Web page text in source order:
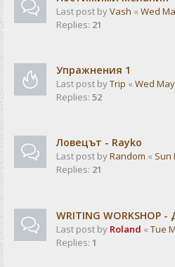
Last post byVash « Wed
Replies: 21
Упражнения 1
Last post byTrip « Wed
Replies: 52
Ловецът - Rayko
Last post byRandom « Sun
Replies: 21
WRITING
Last post by Roland « Tue
Replies: 1